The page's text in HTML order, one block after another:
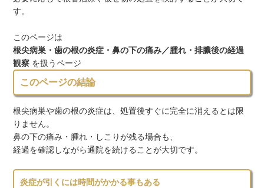
す。
このページは
根尖病巣・歯の根の炎症・鼻の下の痛み／腫れ・排膿後の経過
観察 を扱うページ
このページの結論
根尖病巣や歯の根の炎症は、処置後すぐに完全に消えるとは限
りません。
鼻の下の痛み・腫れ・しこりが残る場合も、
経過を確認しながら通院を続けることが大切です。
炎症が引くには時間がかかる事もある